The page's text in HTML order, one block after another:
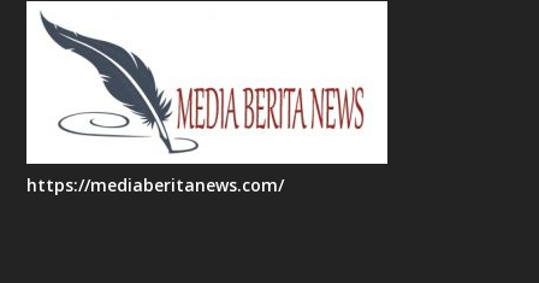
https://mediaberitanews.com/